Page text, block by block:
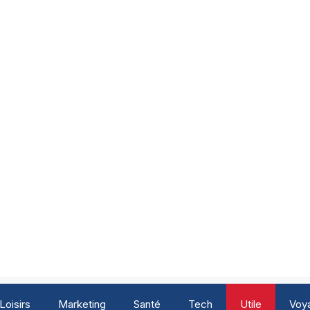
Loisirs Marketing Santé Tech Utile